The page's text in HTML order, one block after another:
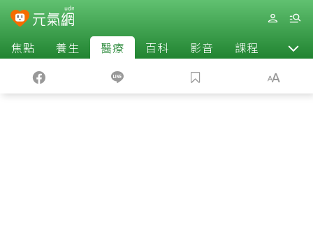
焦點 養生 醫療 百科 影音 課程 退休